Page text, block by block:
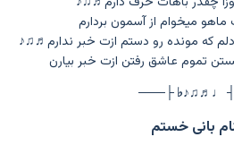
میخوام از آسمون بردارم
که مونده رو دستم ازت خبر ندارم♬♫♪
تموم عاشق رفتن ازت خبر بیارن
───┤ ♩♬♫♪♭
بانی خستم